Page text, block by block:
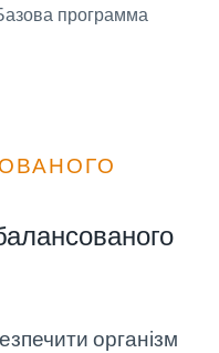
программа
організм